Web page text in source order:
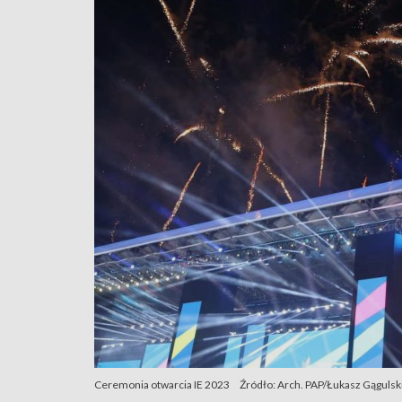
Ceremonia otwarcia IE 2023 Źródło: Arch. PAP/Łukasz